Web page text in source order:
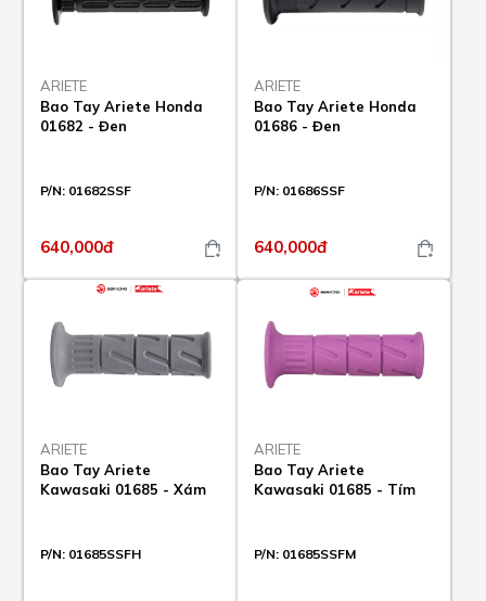
ARIETE
Bao Tay Ariete Honda
01682 - Đen
P/N: 01682SSF
640,000đ
ARIETE
Bao Tay Ariete Honda
01686 - Đen
P/N: 01686SSF
640,000đ
ARIETE
Bao Tay Ariete
Kawasaki 01685 - Xám
P/N: 01685SSFH
ARIETE
Bao Tay Ariete
Kawasaki 01685 - Tím
P/N: 01685SSFM